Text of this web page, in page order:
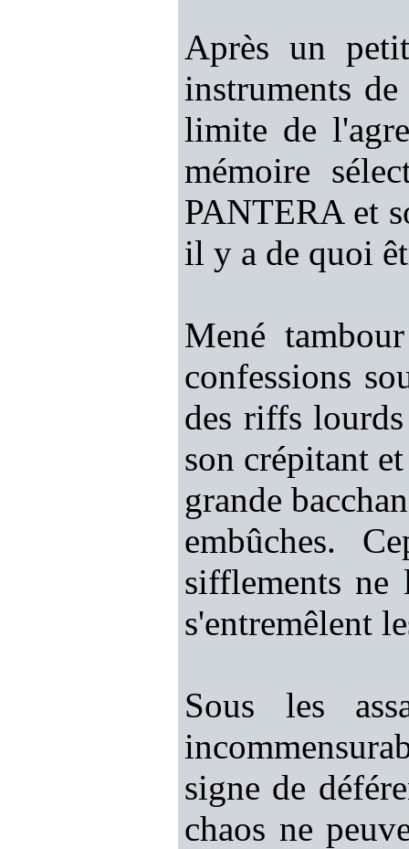
Après un
instruments
limite de
mémoire
PANTERA et
il y a de quoi
Mené
confessions
des riffs lourds
son crépitant
grande
embûches.
sifflements ne
s'entremêlent
Sous les
signe de
chaos ne